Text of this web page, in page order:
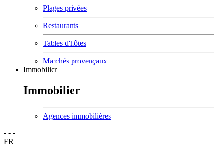
Plages privées
Restaurants
Tables d'hôtes
Marchés provençaux
Immobilier
Immobilier
Agences immobilières
- - -
FR